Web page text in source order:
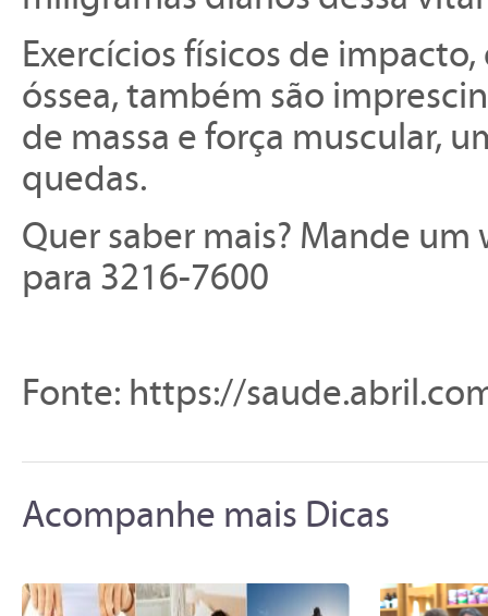
Exercícios físicos de
óssea, também são
de massa e força muscular,
quedas.
Quer saber mais? Mande
para 3216-7600
Fonte: https://
Acompanhe mais Dicas